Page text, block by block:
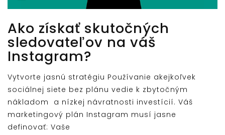
Ako získať skutočných
sledovateľov na váš
Instagram?
Vytvorte jasnú stratégiu Používanie akejkoľvek
sociálnej siete bez plánu vedie k zbytočným
nákladom a nízkej návratnosti investícií. Váš
marketingový plán Instagram musí jasne
definovať: Vaše